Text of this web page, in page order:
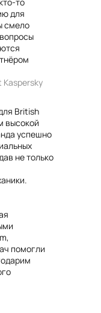
для
смело
Kaspersky
British
высокой
успешно
не только
помогли